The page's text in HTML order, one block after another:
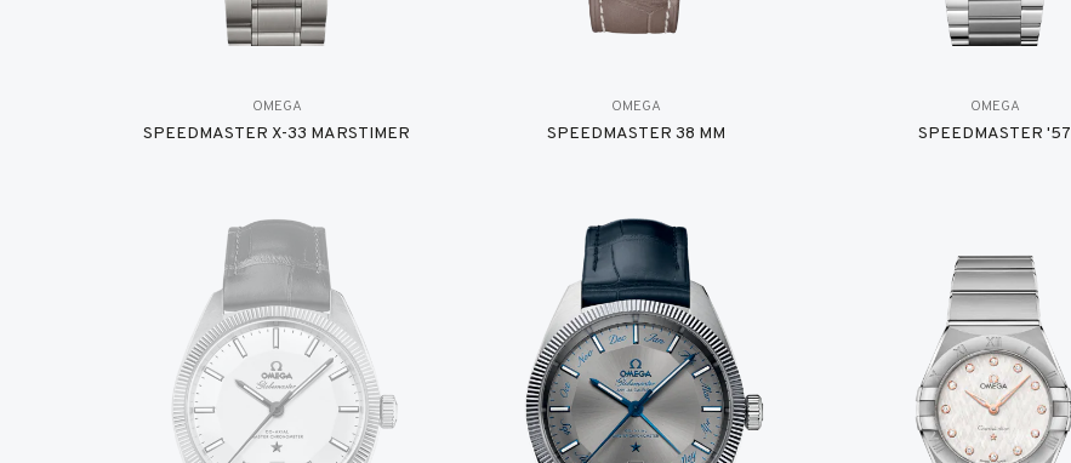
OMEGA
SPEEDMASTER X-33 MARSTIMER
OMEGA
SPEEDMASTER 38 MM
OMEGA
SPEEDMASTER '57